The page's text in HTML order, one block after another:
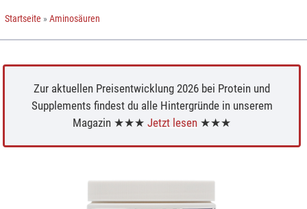
Startseite »Aminosäuren
Zur aktuellen Preisentwicklung 2026 bei Protein und
Supplements findest du alle Hintergründe in unserem
Magazin ★★★Jetzt lesen ★★★